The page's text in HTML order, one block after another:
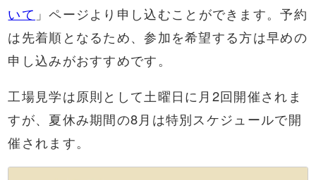
いて 」ページより申し込むことができます。予約
は先着順となるため、参加を希望する方は早めの
申し込みがおすすめです。
工場見学は原則として土曜日に月2回開催されま
すが、夏休み期間の8月は特別スケジュールで開
催されます。